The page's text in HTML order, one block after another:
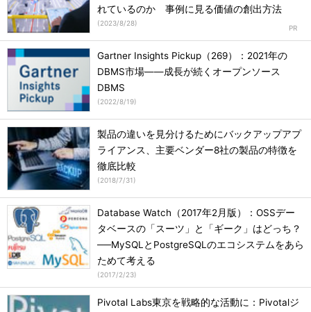
れているのか 事例に見る価値の創出方法
(2023/8/28)
Gartner Insights Pickup（269）：2021年の
DBMS市場――成長が続くオープンソース
DBMS
(2022/8/19)
製品の違いを見分けるためにバックアップアプ
ライアンス、主要ベンダー8社の製品の特徴を
徹底比較
(2018/7/31)
Database Watch（2017年2月版）：OSSデー
タベースの「スーツ」と「ギーク」はどっち？
──MySQLとPostgreSQLのエコシステムをあら
ためて考える
(2017/2/23)
Pivotal Labs東京を戦略的な活動に：Pivotalジ